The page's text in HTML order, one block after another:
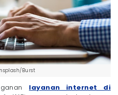
Burst
layanan internet di